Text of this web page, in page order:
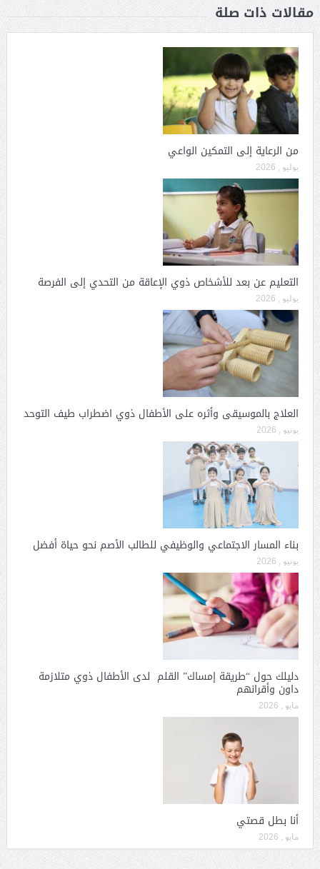
مقالات ذات صلة
من الرعاية إلى التمكين الواعي
يوليو , 2026
التعليم عن بعد للأشخاص ذوي الإعاقة من التحدي إلى الفرصة
يوليو , 2026
العلاج بالموسيقى وأثره على الأطفال ذوي اضطراب طيف التوحد
يونيو , 2026
بناء المسار الاجتماعي والوظيفي للطالب الأصم نحو حياة أفضل
يونيو , 2026
دليلك حول “طريقة إمساك” القلم لدى الأطفال ذوي متلازمة
داون وأقرانهم
مايو , 2026
أنا بطل قصتي
مايو , 2026